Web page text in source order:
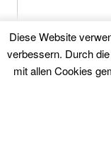
Schritt 4:
Created
Die in der
Windows-
Diese Website
verbessern. Durch
mit allen Cookies